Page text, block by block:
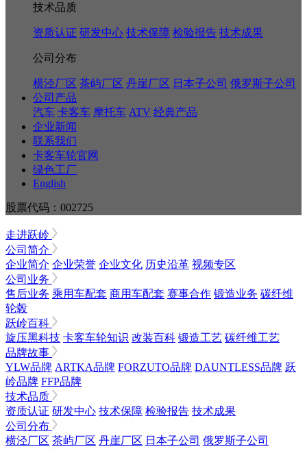
技术品质
资质认证 研发中心 技术保障 检验报告 技术成果
公司分布
横泾厂区 茶屿厂区 丹崖厂区 日本子公司 俄罗斯子公司
公司产品
汽车 卡客车 摩托车 ATV 经典产品
企业新闻
联系我们
卡客车轮官网
绿色工厂
English
股票代码：002725
走进跃岭
公司简介
企业简介 企业荣誉 企业文化 历史沿革 视频专区
公司业务
售后业务 乘用车配套 商用车配套 赛事合作 锻造业务 碳纤维
轮毂
跃岭百科
旋压黑科技 卡客车轮知识 改装百科 锻造工艺 碳纤维工艺
品牌故事
YLW品牌 ARTKA品牌 FORZUTO品牌 DAUNTLESS品牌 跃
岭品牌 FFP品牌
技术品质
资质认证 研发中心 技术保障 检验报告 技术成果
公司分布
横泾厂区 茶屿厂区 丹崖厂区 日本子公司 俄罗斯子公司